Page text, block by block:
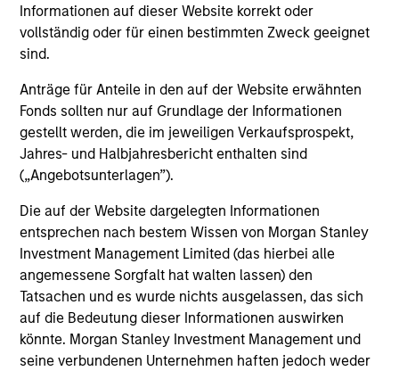
Informationen auf dieser Website korrekt oder
vollständig oder für einen bestimmten Zweck geeignet
sind.
Anträge für Anteile in den auf der Website erwähnten
Fonds sollten nur auf Grundlage der Informationen
gestellt werden, die im jeweiligen Verkaufsprospekt,
Jahres- und Halbjahresbericht enthalten sind
(„Angebotsunterlagen”).
Die auf der Website dargelegten Informationen
entsprechen nach bestem Wissen von Morgan Stanley
Investment Management Limited (das hierbei alle
angemessene Sorgfalt hat walten lassen) den
Tatsachen und es wurde nichts ausgelassen, das sich
auf die Bedeutung dieser Informationen auswirken
könnte. Morgan Stanley Investment Management und
seine verbundenen Unternehmen haften jedoch weder
3
TRANSPARENCY
A rules-based, quantitative investment process delivers a
portfolio built from the ground up that seeks to capture
factor premia that have been extensively validated by
practitioners and academics.
4
RESPONSIVENESS
Systematizes and streamlines factor allocation
investment decisions with continual monitoring and
updating of exposures across multiple factors.